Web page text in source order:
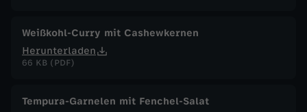
Weißkohl-Curry mit Cashewkernen
Herunterladen
66 KB (PDF)
Tempura-Garnelen mit Fenchel-Salat